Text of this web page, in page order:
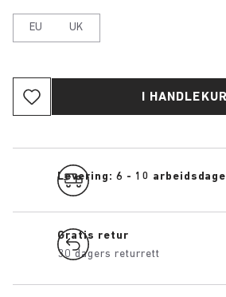
EU UK
I
Levering: 6 - 10
Gratis retur
30 dagers returrett